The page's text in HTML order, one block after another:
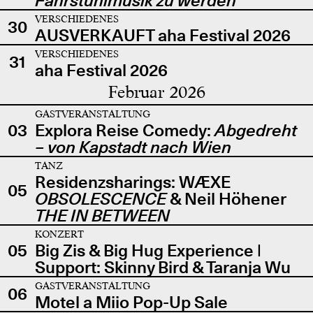
30
VERSCHIEDENES
AUSVERKAUFT aha Festival 2026
31
VERSCHIEDENES
aha Festival 2026
Februar 2026
03
GASTVERANSTALTUNG
Explora Reise Comedy:Abgedreht
– von Kapstadt nach Wien
05
TANZ
Residenzsharings: WÆXE
OBSOLESCENCE& Neil Höhener
THE IN BETWEEN
05
KONZERT
Big Zis & Big Hug Experience |
Support: Skinny Bird & Taranja Wu
06
GASTVERANSTALTUNG
Motel a Miio Pop-Up Sale